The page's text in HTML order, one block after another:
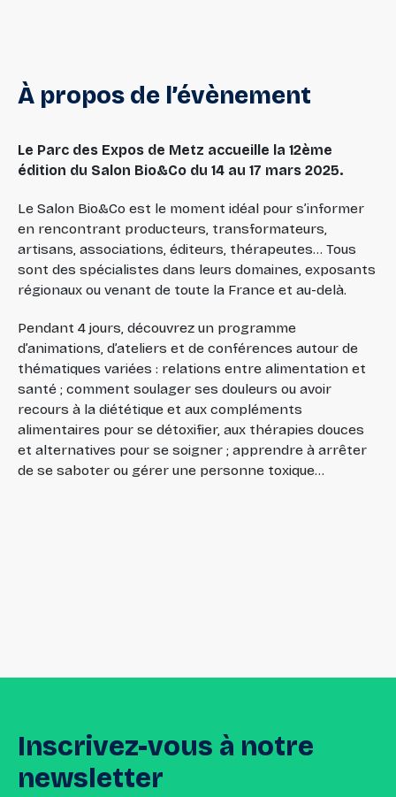
À propos de l’évènement
Le Parc des Expos de Metz accueille la 12ème
édition du Salon Bio&Co du 14 au 17 mars 2025.
Le Salon Bio&Co est le moment idéal pour s’informer
en rencontrant producteurs, transformateurs,
artisans, associations, éditeurs, thérapeutes… Tous
sont des spécialistes dans leurs domaines, exposants
régionaux ou venant de toute la France et au-delà.
Pendant 4 jours, découvrez un programme
d’animations, d’ateliers et de conférences autour de
thématiques variées : relations entre alimentation et
santé ; comment soulager ses douleurs ou avoir
recours à la diététique et aux compléments
alimentaires pour se détoxifier, aux thérapies douces
et alternatives pour se soigner ; apprendre à arrêter
de se saboter ou gérer une personne toxique…
Inscrivez-vous à notre
newsletter